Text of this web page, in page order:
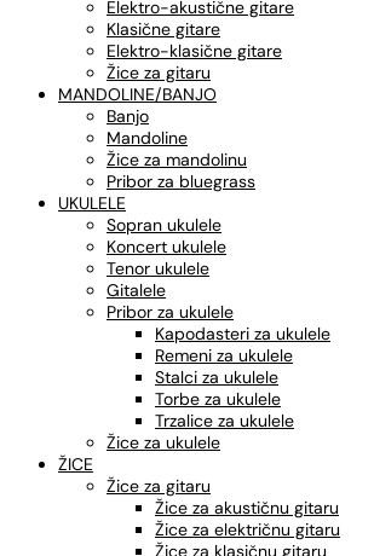
Elektro-akustične gitare
Klasične gitare
Elektro-klasične gitare
Žice za gitaru
MANDOLINE/BANJO
Banjo
Mandoline
Žice za mandolinu
Pribor za bluegrass
UKULELE
Sopran ukulele
Koncert ukulele
Tenor ukulele
Gitalele
Pribor za ukulele
Kapodasteri za ukulele
Remeni za ukulele
Stalci za ukulele
Torbe za ukulele
Trzalice za ukulele
Žice za ukulele
ŽICE
Žice za gitaru
Žice za akustičnu gitaru
Žice za električnu gitaru
Žice za klasičnu gitaru